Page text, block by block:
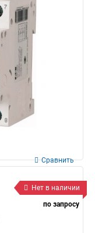
Сравнить
Нет в наличии
по запросу